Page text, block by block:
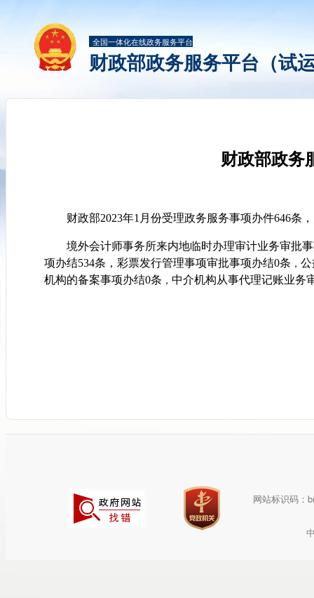
全国一体化在线政务服务平台
财政部政务服务平台（试
财政部政务
财政部2023年1月份受理政务服务事项办件646条
境外会计师事务所来内地临时办理审计业务审批
项办结534条 ， 彩票发行管理事项审批事项办结0条 ， 公
机构的备案事项办结0条 ， 中介机构从事代理记账业务
网站标识码：